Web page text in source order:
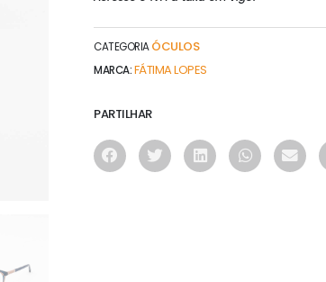
CATEGORIA ÓCULOS
MARCA:FÁTIMA LOPES
PARTILHAR